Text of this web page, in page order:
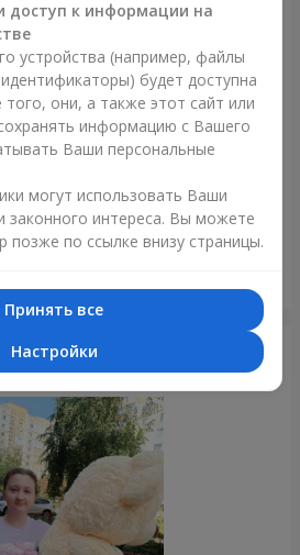
Львов
доступ к информации на
устройства (например, файлы
будет доступна
они, а также этот сайт или
информацию с Вашего
Ваши персональные
могут использовать Ваши
законного интереса. Вы можете
позже по ссылке внизу страницы.
Принять все
Настройки